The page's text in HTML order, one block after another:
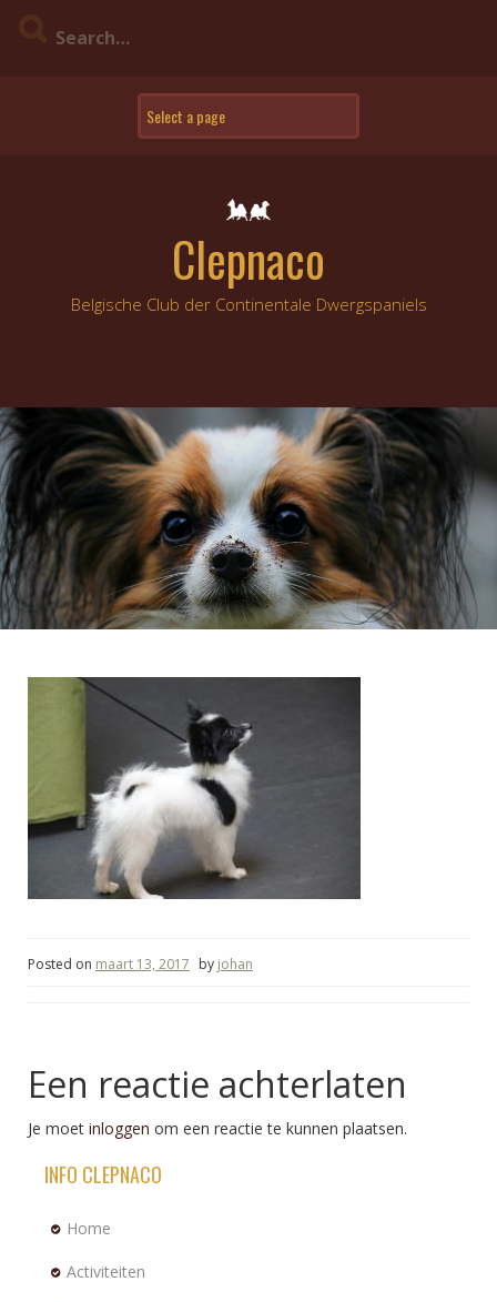
Clepnaco
Belgische Club der Continentale Dwergspaniels
Posted on maart 13, 2017 by johan
Een reactie achterlaten
Je moet inloggen om een reactie te kunnen plaatsen.
INFO CLEPNACO
Home
Activiteiten